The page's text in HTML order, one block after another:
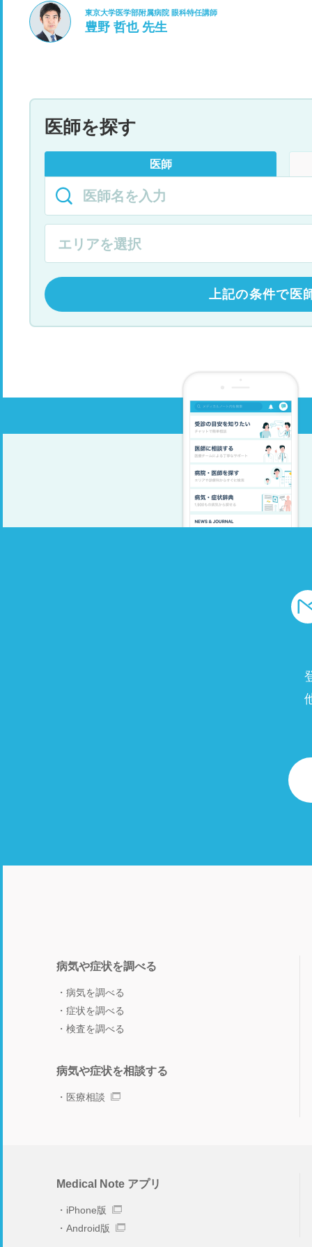
東京大学医学部附属病院 眼科特任講師
豊野 哲也 先生
医師を探す
医師
上記の条件で医
病気や症状を調べる
病気を調べる
症状を調べる
検査を調べる
病気や症状を相談する
医療相談
Medical Note アプリ
iPhone版
Android版